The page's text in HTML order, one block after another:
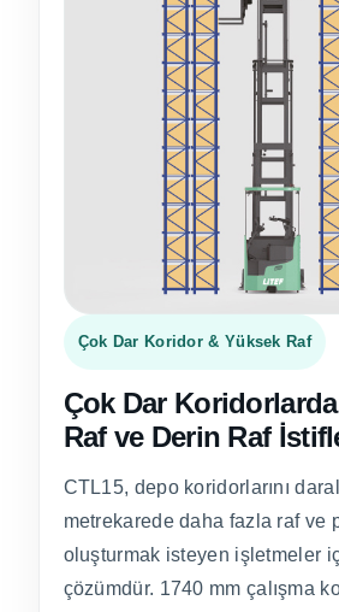
Çok Dar Koridor & Yüksek Raf
Çok Dar
Raf ve Derin Raf
CTL15, depo koridorlarını
metrekarede daha fazla raf ve
oluşturmak isteyen işletmeler
çözümdür. 1740 mm çalışma